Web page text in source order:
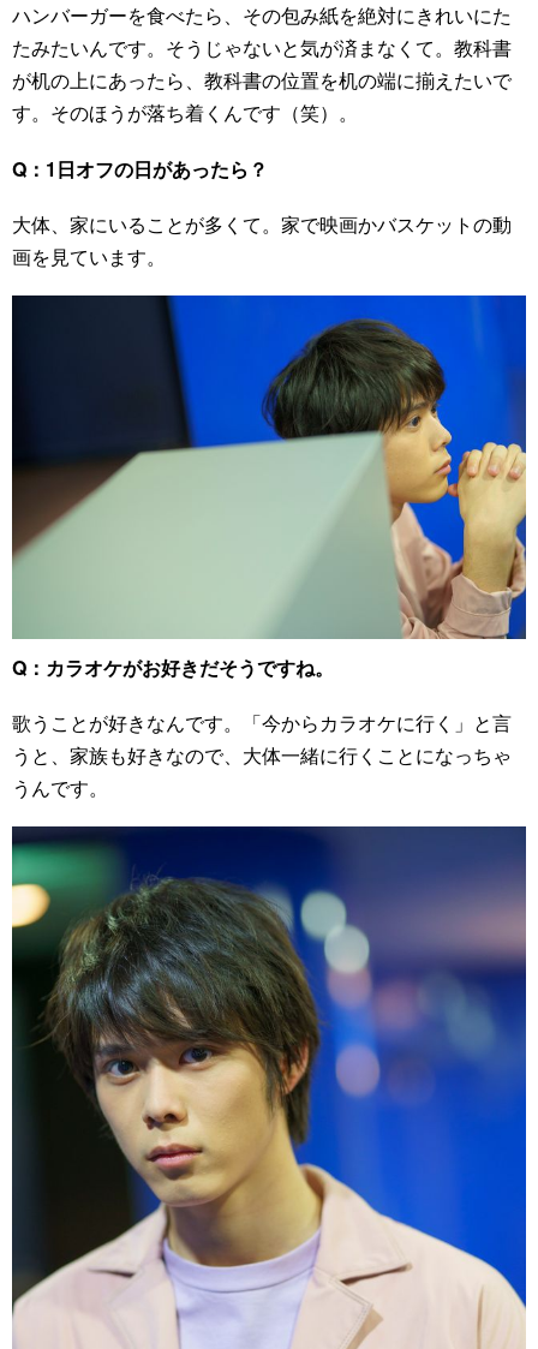
ハンバーガーを食べたら、その包み紙を絶対にきれいにた
たみたいんです。そうじゃないと気が済まなくて。教科書
が机の上にあったら、教科書の位置を机の端に揃えたいで
す。そのほうが落ち着くんです（笑）。
Q：1日オフの日があったら？
大体、家にいることが多くて。家で映画かバスケットの動
画を見ています。
Q：カラオケがお好きだそうですね。
歌うことが好きなんです。「今からカラオケに行く」と言
うと、家族も好きなので、大体一緒に行くことになっちゃ
うんです。